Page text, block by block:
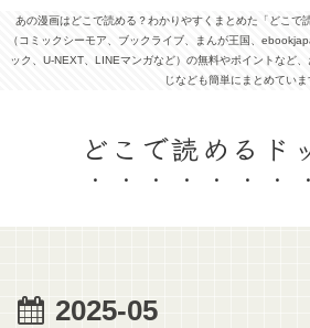
あの漫画はどこで読める？わかりやすくまとめた「どこで
（コミックシーモア、ブックライブ、まんが王国、
ック、U-NEXT、LINEマンガなど）の無料やポイントなど
じなども簡単にまとめていま
どこで読めるド
2025-05